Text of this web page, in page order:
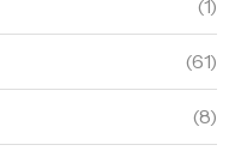
(1)
(61)
(8)